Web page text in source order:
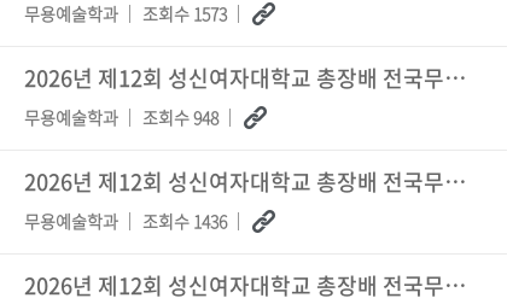
무용예술학과 조회수 1573
2026년 제12회 성신여자대학교 총장배 전국무용경연대회 생활무용 심사 결과
무용예술학과 조회수 948
2026년 제12회 성신여자대학교 총장배 전국무용경연대회 한국무용 심사 결과 (최종본)
무용예술학과 조회수 1436
2026년 제12회 성신여자대학교 총장배 전국무용경연대회 부문별 경연 순서표